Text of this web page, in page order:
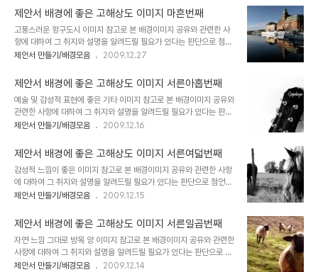
▣ 제안서 ..
요소가 있었습니다. 이에 대한 내용을 처음 "제안서 배경에 좋은 이미
지"라는 시리즈 제목으로 이미지들을 올리기 시작하면서 그 첫번째 글
"제안서 배경에 좋은 고해상도 이미지 하나"에서 저의 생각을 밝혀 놓
았습니다. 어떤 내용인지 한번 보시길 부탁드립니다. (_ _) 내용은 그
리 길지 않습니다. ^^ 이미지 출처: interfacelift.com ▣ 멋진제안
배경에 좋..
제안서 배경에 좋은 고해상도 이미지 마흔번째
고풍스러운 항구도시 이미지 참고로 본 배경이미지 공유와 관련한 사
항에 대하여 그 취지와 설명을 알려드릴 필요가 있다는 판단으로 첨언
을 추가합니다. 처음 제안서와 관련한 포스팅을 주제로 설정하고 블로
민되는 요소가 있었습니다. 이에 대한 내용을 처음 "제안서 배경에 좋
은 이미지"라는 시리즈 제목으로 이미지들을 올리기 시작하면서 그 첫
번째 글 "제안서 배경에 좋은 고해상도 이미지 하나"에서 저의 생각을
밝혀 놓았습니다. 어떤 내용인지 한번 보시길 부탁드립니다. (_ _) 내
용은 그리 길지 않습니다. ^^ 이미지 출처: interfacelift.com ▣ 멋
제안서 배경에..
제안서 만들기/배경모음 2009.12.27
제안서 배경에 좋은 고해상도 이미지 서른아홉번째
예술 및 감성적 표현에 좋은 기타 이미지 참고로 본 배경이미지 공유와
관련한 사항에 대하여 그 취지와 설명을 알려드릴 필요가 있다는 판단
으로 첨언을 추가합니다. 처음 제안서와 관련한 포스팅을 주제로 설정
여러 고민되는 요소가 있었습니다. 이에 대한 내용을 처음 "제안서 배
경에 좋은 이미지"라는 시리즈 제목으로 이미지들을 올리기 시작하면
서 그 첫번째 글 "제안서 배경에 좋은 고해상도 이미지 하나"에서 저의
생각을 밝혀 놓았습니다. 어떤 내용인지 한번 보시길 부탁드립니다. (_
_) 내용은 그리 길지 않습니다. ^^ 이미지 출처: interfacelift.com
☆ ▣..
제안서 만들기/배경모음 2009.12.16
제안서 배경에 좋은 고해상도 이미지 서른여덟번째
감성적 느낌이 좋은 이미지 참고로 본 배경이미지 공유와 관련한 사항
에 대하여 그 취지와 설명을 알려드릴 필요가 있다는 판단으로 첨언을
추가합니다. 처음 제안서와 관련한 포스팅을 주제로 설정하고 블로그
되는 요소가 있었습니다. 이에 대한 내용을 처음 "제안서 배경에 좋은
이미지"라는 시리즈 제목으로 이미지들을 올리기 시작하면서 그 첫번
째 글 "제안서 배경에 좋은 고해상도 이미지 하나"에서 저의 생각을 밝
혀 놓았습니다. 어떤 내용인지 한번 보시길 부탁드립니다. (_ _) 내용
은 그리 길지 않습니다. ^^ 이미지 출처: interfacelift.com ▣ 멋진
제안서 만들기/배경모음 2009.12.15
제안서 배경에 좋은 고해상도 이미지 서른일곱번째
자연 느낌 그대로 방목 양 이미지 참고로 본 배경이미지 공유와 관련한
사항에 대하여 그 취지와 설명을 알려드릴 필요가 있다는 판단으로 첨
언을 추가합니다. 처음 제안서와 관련한 포스팅을 주제로 설정하고 블
제안서 만들기/배경모음 2009.12.14